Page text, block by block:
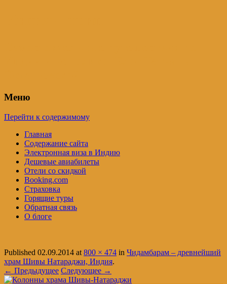
Меню
Перейти к содержимому
Главная
Содержание сайта
Электронная виза в Индию
Дешевые авиабилеты
Отели со скидкой
Booking.com
Страховка
Горящие туры
Обратная связь
О блоге
Published 02.09.2014 at800 × 474 in Чидамбарам – древнейший
храм Шивы Натараджи, Индия.
← Предыдущее Следующее →